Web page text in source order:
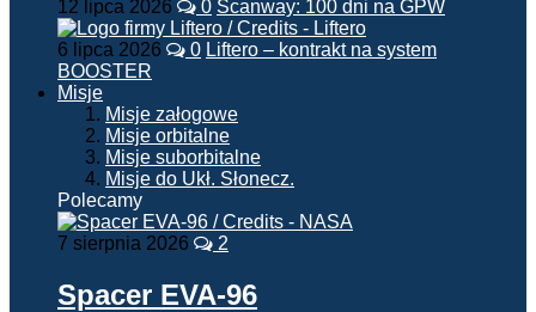
12 lipca 2026 0 Scanway: 100 dni na GPW
6 lipca 2026 0 Liftero – kontrakt na system
BOOSTER
Misje
Misje załogowe
Misje orbitalne
Misje suborbitalne
Misje do Ukł. Słonecz.
Polecamy
7 sierpnia 2026 2
Spacer EVA-96